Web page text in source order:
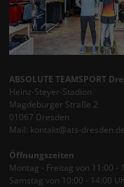
ABSOLUTE TEAMSPORT
Heinz-Steyer-Stadion
Magdeburger Straße 2
01067 Dresden
Mail: kontakt@ats-dresden.de
Öffnungszeiten
Montag - Freitag von 11:00 -
Samstag von 10:00 - 14:00